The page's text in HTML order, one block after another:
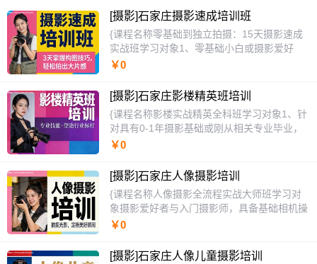
[摄影]石家庄摄影速成培训班
{课程名称零基础到独立拍摄：15天摄影速成
实战班学习对象1、零基础小白或摄影爱好
者：对摄影有浓厚兴趣，但缺乏系统知识和操
2、面临拍照难题的普通用户：苦于设备不会
用、照片总拍不好、旅游或记录生活时得不到
满意作品，急需掌握实用拍摄技巧解决现实痛
点。3、有社交或副业需求的学员：包括自媒
体创作者、需要提升视觉营销的小店主、以及
士。课程特色1、采用“理论-演示-实操-点评”
闭环教学法，每项技能即学即用，现场消化，
杜绝纸上谈兵。2、独创“场景化模块”设计，
针对人像、风光、静物等高频场景进行专项突
破，学习目标明确。3、提供“全程跟拍辅导”
作品交流社群，持续获得反馈。4、区别于传
￥0
[摄影]石家庄影楼精英班培训
{课程名称影楼实战精英全科班学习对象1、针
对具有0-1年摄影基础或刚从相关专业毕业，
渴望进入商业影楼行业并快速站稳脚跟的新人
流程认知、技术不接市场地气、作品集缺乏竞
争力以及独立谈单能力薄弱等核心痛点，急需
将技能转化为实际产值。3、同时也适用于寻
求技术更新、希望系统提升时尚审美与影棚实
战能力，以实现从普通摄影师向技术总监或样
棚沉浸式工坊”教学法，全程在实景影棚内以
￥0
[摄影]石家庄人像摄影培训
{课程名称人像摄影全流程实战大师班学习对
象摄影爱好者与入门摄影师，具备基础相机操
作知识，希望系统提升人像摄影技术与审美，
体系、拍摄依赖感觉、不会引导模特、后期调
￥0
[摄影]石家庄人像儿童摄影培训